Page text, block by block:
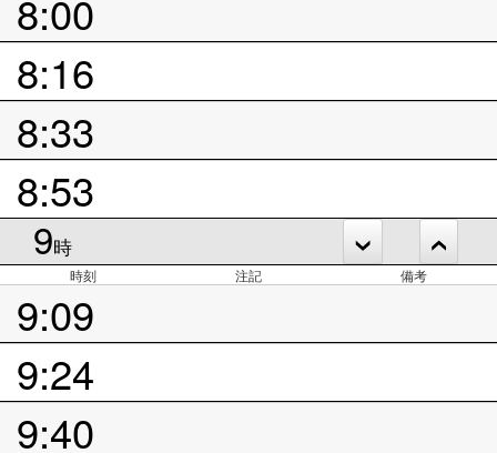
8:00
8:16
8:33
8:53
9時
時刻 注記 備考
9:09
9:24
9:40